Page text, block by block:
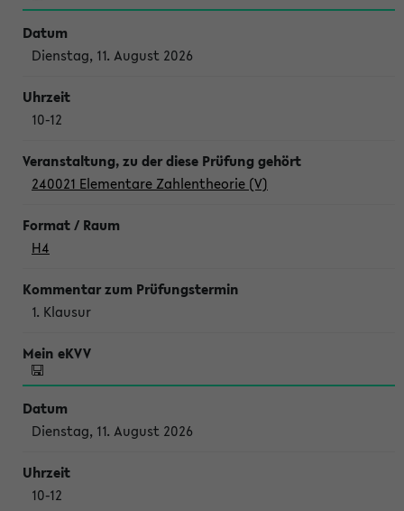
Dienstag, 11. August 2026
10-12
240021 Elementare Zahlentheorie (V)
H4
1. Klausur
Dienstag, 11. August 2026
10-12